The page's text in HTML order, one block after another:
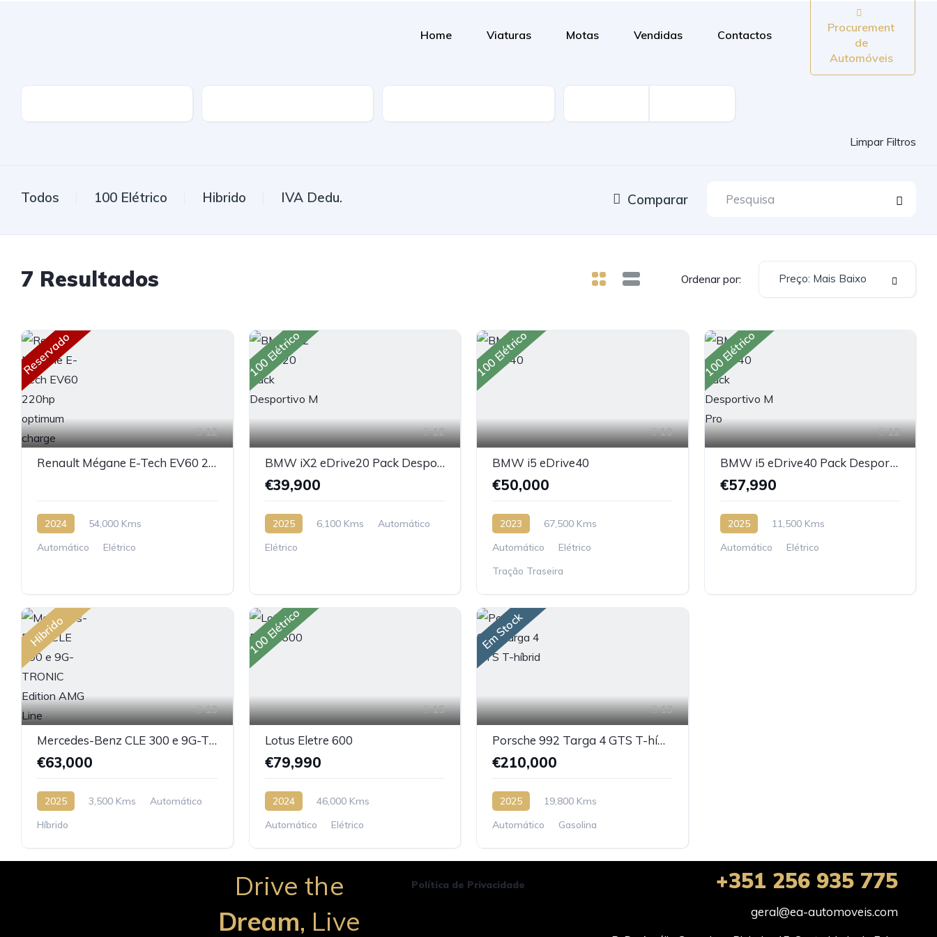
Home Viaturas Motas Vendidas Contactos
Procurement
de
Automóveis
Limpar Filtros
Todos 100 Elétrico Hibrido IVA Dedu. Comparar
7 Resultados Ordenar por: Preço: Mais Baixo
Reservado
12
Renault Mégane E-Tech EV60 220hp optimum charge
2024
54,000 Kms
Automático
Elétrico
100 Elétrico
12
BMW iX2 eDrive20 Pack Desportivo M
€39,900
2025 6,100 Kms
Automático
Elétrico
100 Elétrico
10
BMW i5 eDrive40
€50,000
2023
67,500 Kms
Automático
Elétrico
Tração Traseira
100 Elétrico
12
BMW i5 eDrive40 Pack Desportivo M Pro
€57,990
2025
11,500 Kms
Automático
Elétrico
Hibrido
13
Mercedes-Benz CLE 300 e 9G-TRONIC Edition AMG Line
€63,000
2025 3,500 Kms
Automático
Híbrido
100 Elétrico
15
Lotus Eletre 600
€79,990
2024
46,000 Kms
Automático
Elétrico
Em Stock
13
Porsche 992 Targa 4 GTS T-híbrid
€210,000
2025
19,800 Kms
Automático
Gasolina
Drive the
Dream, Live
Política de Privacidade +351 256 935 775
geral@ea-automoveis.com